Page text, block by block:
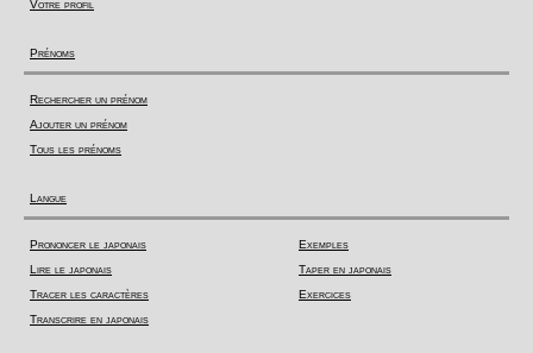
Votre profil
Prénoms
Rechercher un prénom
Ajouter un prénom
Tous les prénoms
Langue
Prononcer le japonais
Lire le japonais
Tracer les caractères
Transcrire en japonais
Exemples
Taper en japonais
Exercices